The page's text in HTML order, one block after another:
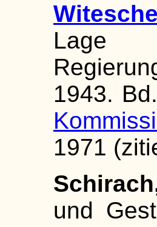
1943.
1971
und